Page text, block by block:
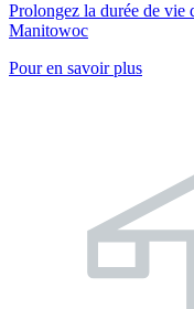
Prolongez la durée de vie
Manitowoc
Pour en savoir plus